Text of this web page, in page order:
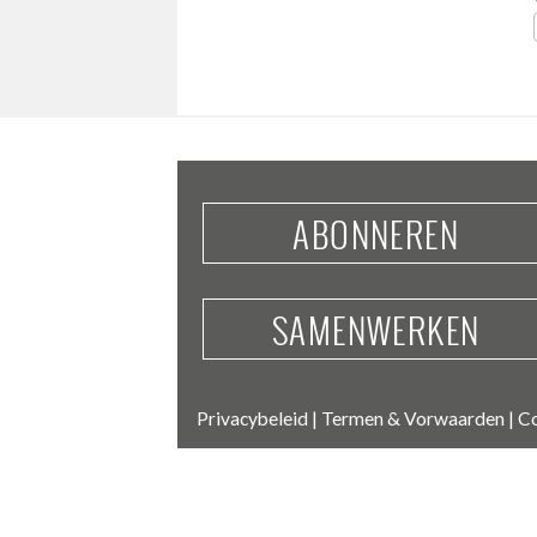
ABONNEREN
SAMENWERKEN
Privacybeleid | Termen & Vorwaarden |